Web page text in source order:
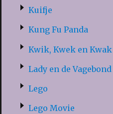
Kuifje
Kung Fu Panda
Kwik, Kwek en Kwak
Lady en de Vagebond
Lego
Lego Movie